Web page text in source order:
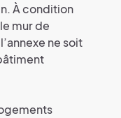
À condition
mur de
ne soit